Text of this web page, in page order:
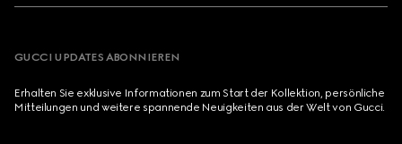
GUCCI UPDATES ABONNIEREN
Erhalten Sie exklusive Informationen zum Start der Kollektion, persönliche
Mitteilungen und weitere spannende Neuigkeiten aus der Welt von Gucci.